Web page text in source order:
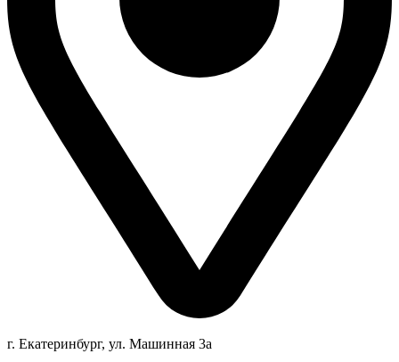
г. Екатеринбург, ул. Машинная 3а